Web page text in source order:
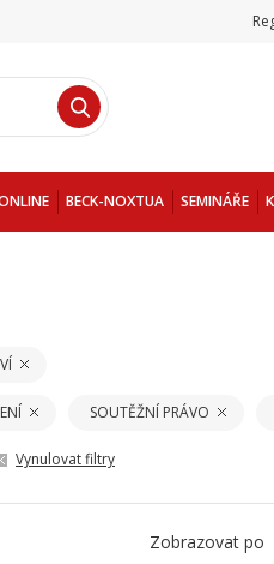
BECK-NOXTUA SEMINÁŘE
SOUTĚŽNÍ PRÁVO
Vynulovat filtry
Zobrazovat po